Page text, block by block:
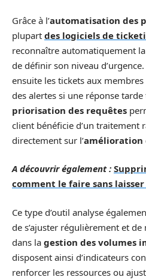
Grâce à l’automatisation des
plupart des logiciels de
reconnaître automatiquement
de définir son niveau
ensuite les tickets aux
des alertes si une réponse
priorisation des requêtes
client bénéficie d’un traitement
directement sur l’amélioration
A découvrir également :
comment le faire sans
Ce type d’outil analyse
de s’ajuster régulièrement et
dans la gestion des volumes
disposent ainsi d’indicateurs
renforcer les ressources ou